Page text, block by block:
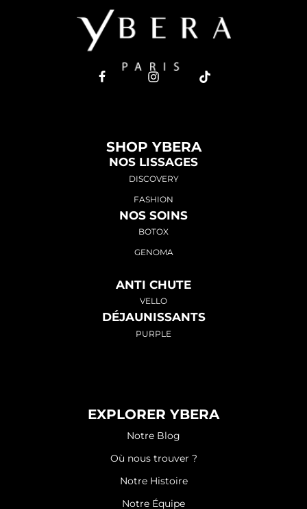
SHOP YBERA
NOS LISSAGES
DISCOVERY
FASHION
NOS SOINS
BOTOX
GENOMA
ANTI CHUTE
VELLO
DÉJAUNISSANTS
PURPLE
EXPLORER YBERA
Notre Blog
Où nous trouver ?
Notre Histoire
Notre Équipe